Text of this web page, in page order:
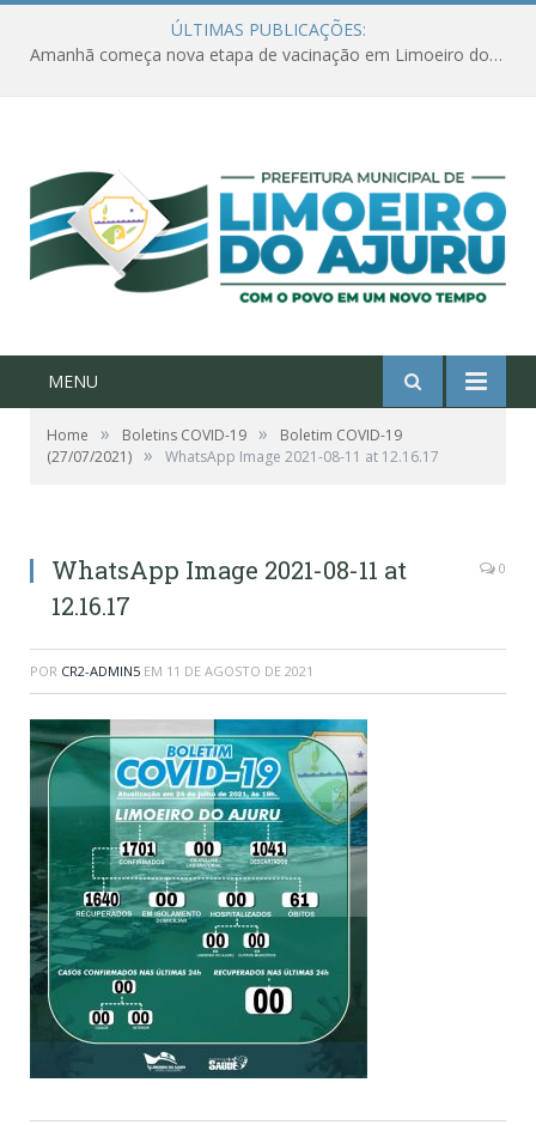
ÚLTIMAS PUBLICAÇÕES:
Amanhã começa nova etapa de vacinação em Limoeiro do Ajuru para idosos com 65 ou mais
MENU
Home » Boletins COVID-19 »
Boletim COVID-19
(27/07/2021) » WhatsApp Image 2021-08-11 at 12.16.17
WhatsApp Image 2021-08-11 at
12.16.17
0
POR CR2-ADMIN5 EM 11 DE AGOSTO DE 2021